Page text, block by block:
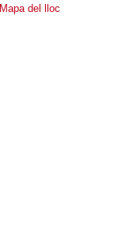
Mapa del lloc